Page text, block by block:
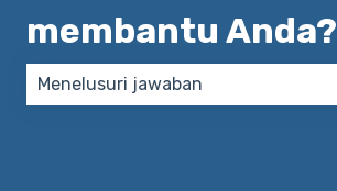
membantu Anda?